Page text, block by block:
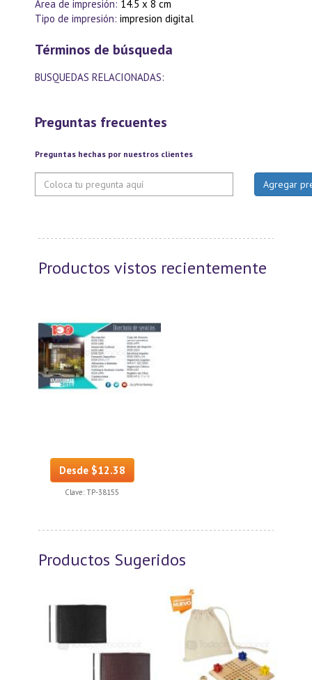
Area de impresión: 14.5 x 8 cm
Tipo de impresión: impresion digital
Términos de búsqueda
BUSQUEDAS RELACIONADAS:
Preguntas frecuentes
Preguntas hechas por nuestros clientes
Productos vistos recientemente
Desde $12.38
Clave: TP-38155
Productos Sugeridos